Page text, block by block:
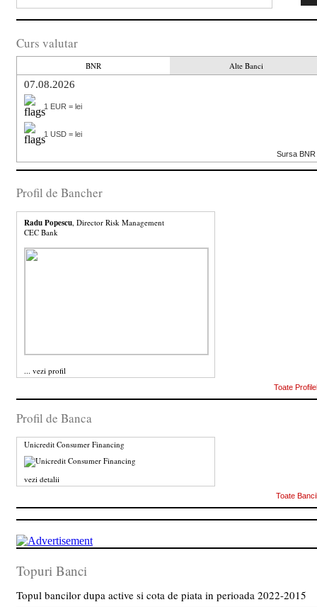
Curs valutar
BNR Alte Banci
07.08.2026
1 EUR = lei
1 USD = lei
Sursa BNR
Profil de Bancher
Radu Popescu, Director Risk Management
CEC Bank
... vezi profil
Toate
Profil de Banca
Unicredit Consumer Financing
vezi detalii
Toate
Topuri Banci
Topul bancilor dupa active si cota de piata in perioada 2022-2015